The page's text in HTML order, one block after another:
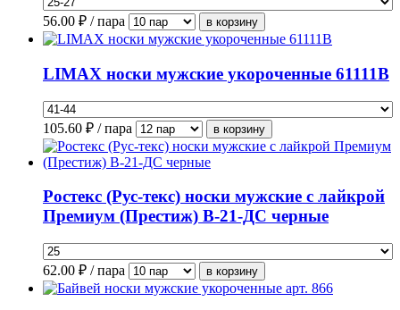
56.00 ₽ / пара
LIMAX носки мужские укороченные 61111В
105.60 ₽ / пара
Ростекс (Рус-текс) носки мужские с лайкрой
Премиум (Престиж) В-21-ДС черные
62.00 ₽ / пара